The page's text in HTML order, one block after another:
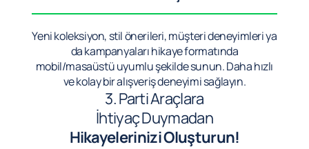
Yeni koleksiyon, stil önerileri, müşteri deneyimleri ya
da kampanyaları hikaye formatında
mobil/masaüstü uyumlu şekilde sunun. Daha hızlı
ve kolay bir alışveriş deneyimi sağlayın.
3. Parti Araçlara
İhtiyaç Duymadan
Hikayelerinizi Oluşturun!